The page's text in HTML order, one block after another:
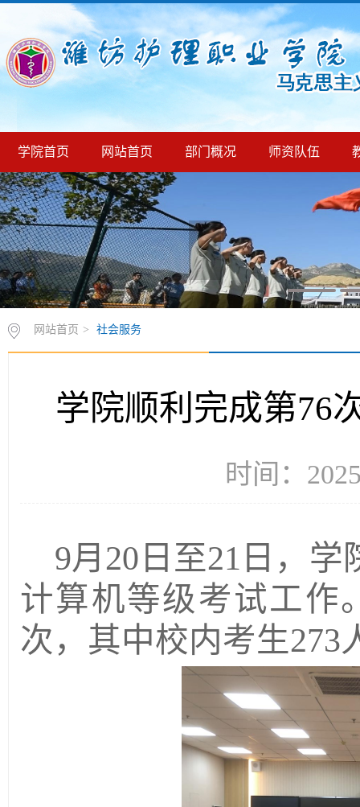
学院首页 网站首页 部门概况 师资队伍
网站首页 > 社会服务
学院顺利完成第76
时间：
9月20日至21日，学
计算机等级考试工作
次，其中校内考生273